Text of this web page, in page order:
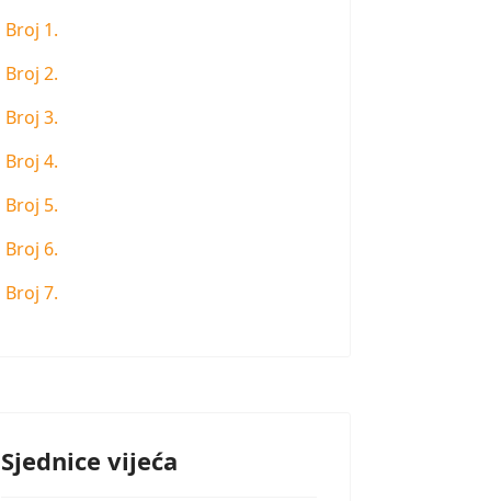
Broj 1.
Broj 2.
Broj 3.
Broj 4.
Broj 5.
Broj 6.
Broj 7.
Sjednice vijeća